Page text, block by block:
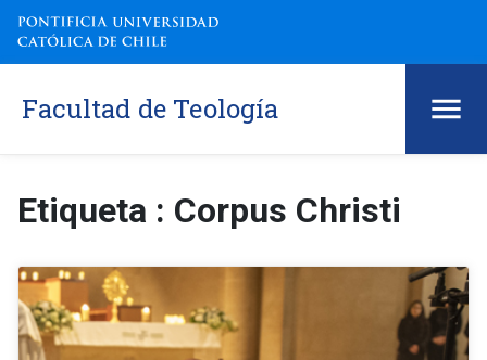
Facultad de Teología
Etiqueta : Corpus Christi